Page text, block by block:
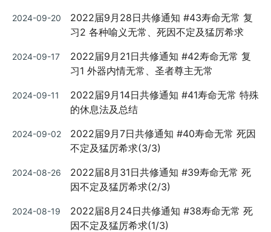
Posted
2024-09-20
2022届9月28日共修通知 #43寿命无常 复
习2 各种喻义无常、死因不定及猛厉希求
Posted
2024-09-17
2022届9月21日共修通知 #42寿命无常 复
习1 外器内情无常、圣者尊主无常
Posted
2024-09-11
2022届9月14日共修通知 #41寿命无常 特殊
的休息法及总结
Posted
2024-09-02
2022届9月7日共修通知 #40寿命无常 死因
不定及猛厉希求(3/3)
Posted
2024-08-26
2022届8月31日共修通知 #39寿命无常 死
因不定及猛厉希求(2/3)
Posted
2024-08-19
2022届8月24日共修通知 #38寿命无常 死
因不定及猛厉希求(1/3)